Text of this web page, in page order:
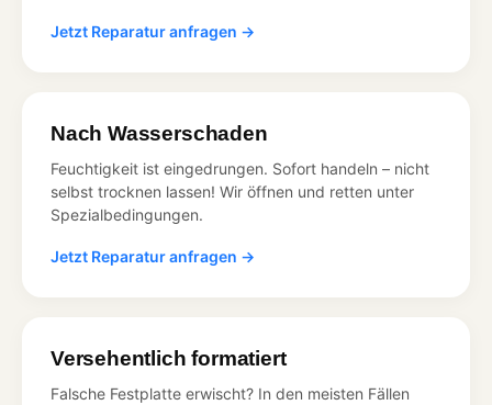
Jetzt Reparatur anfragen →
Nach Wasserschaden
Feuchtigkeit ist eingedrungen. Sofort handeln – nicht
selbst trocknen lassen! Wir öffnen und retten unter
Spezialbedingungen.
Jetzt Reparatur anfragen →
Versehentlich formatiert
Falsche Festplatte erwischt? In den meisten Fällen